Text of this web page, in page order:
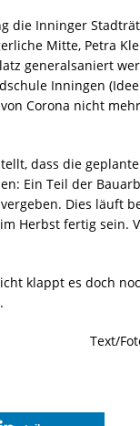
die Inninger
Mitte, Petra
generalsaniert
Inningen
Corona nicht
dass die
Ein Teil der
Dies läuft
Herbst fertig sein.
klappt es doch
Text/